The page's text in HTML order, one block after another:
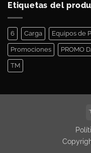
Etiquetas del
6 Carga Equipos de
Promociones PROMO
TM